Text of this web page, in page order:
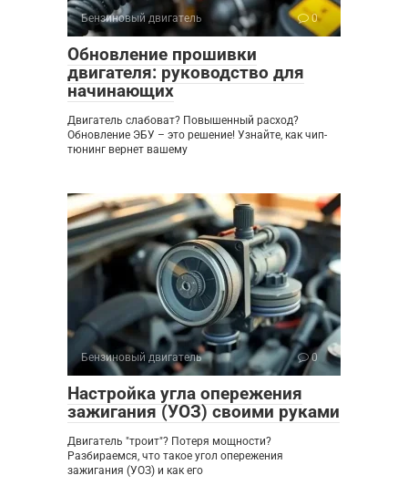
Бензиновый двигатель 0
Обновление прошивки
двигателя: руководство для
начинающих
Двигатель слабоват? Повышенный расход?
Обновление ЭБУ – это решение! Узнайте, как чип-
тюнинг вернет вашему
Бензиновый двигатель 0
Настройка угла опережения
зажигания (УОЗ) своими руками
Двигатель "троит"? Потеря мощности?
Разбираемся, что такое угол опережения
зажигания (УОЗ) и как его